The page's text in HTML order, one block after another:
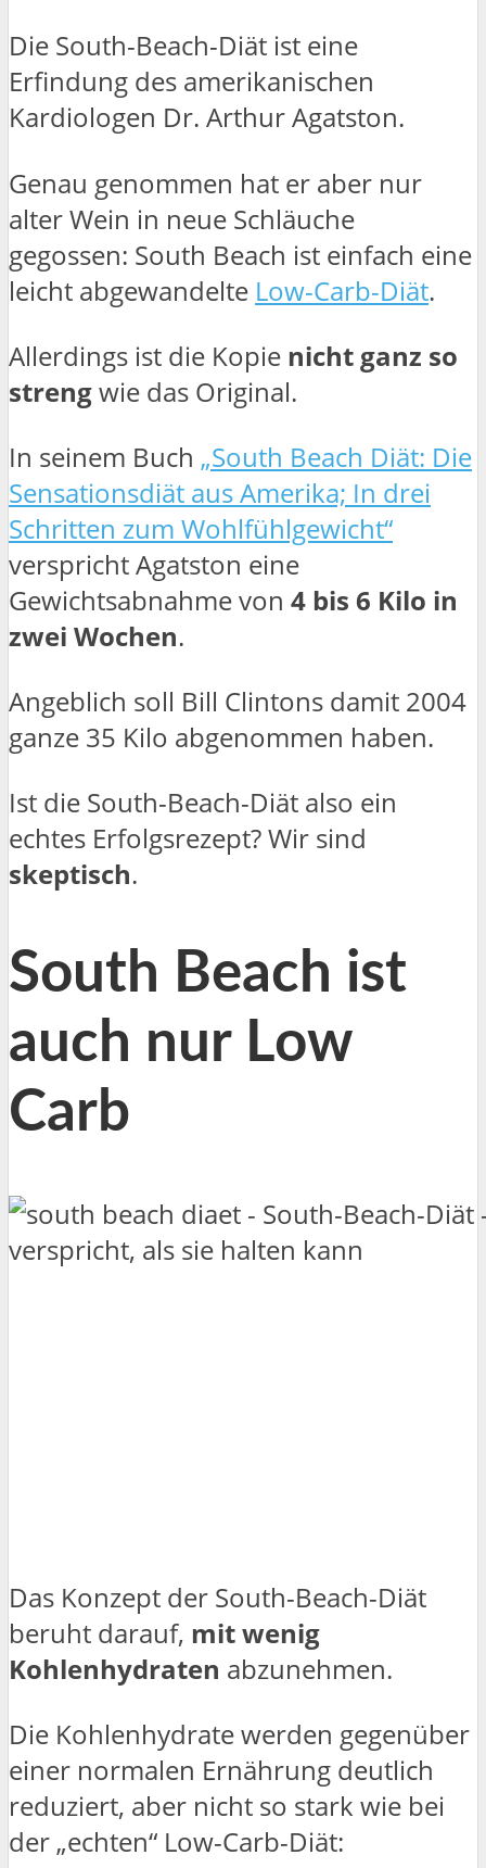
Die South-Beach-Diät ist eine
Erfindung des amerikanischen
Kardiologen Dr. Arthur Agatston.
Genau genommen hat er aber nur
alter Wein in neue Schläuche
gegossen: South Beach ist einfach eine
leicht abgewandelte Low-Carb-Diät.
Allerdings ist die Kopie nicht ganz so
strengwie das Original.
In seinem Buch „South Beach Diät: Die
Sensationsdiät aus Amerika; In drei
Schritten zum Wohlfühlgewicht“
verspricht Agatston eine
Gewichtsabnahme von 4 bis 6 Kilo in
zwei Wochen.
Angeblich soll Bill Clintons damit 2004
ganze 35 Kilo abgenommen haben.
Ist die South-Beach-Diät also ein
echtes Erfolgsrezept? Wir sind
skeptisch.
South Beach ist
auch nur Low
Carb
Das Konzept der South-Beach-Diät
beruht darauf, mit wenig
Kohlenhydraten abzunehmen.
Die Kohlenhydrate werden gegenüber
einer normalen Ernährung deutlich
reduziert, aber nicht so stark wie bei
der „echten“ Low-Carb-Diät: